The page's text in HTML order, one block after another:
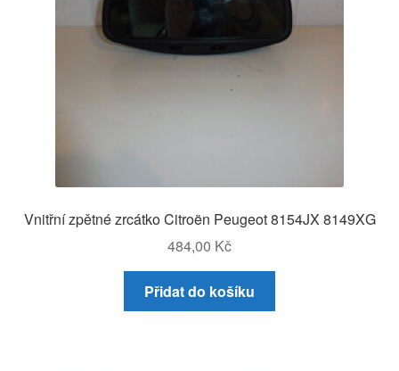
Vnitřní zpětné zrcátko Citroën Peugeot 8154JX 8149XG
484,00 Kč
Přidat do košíku